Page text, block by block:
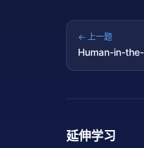
← 上一题
Human-in-
延伸学习